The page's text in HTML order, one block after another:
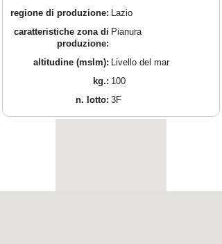
regione di produzione:
Lazio
caratteristiche zona di
produzione:
Pianura
altitudine (mslm):
Livello del mar
kg.: 100
n. lotto: 3F